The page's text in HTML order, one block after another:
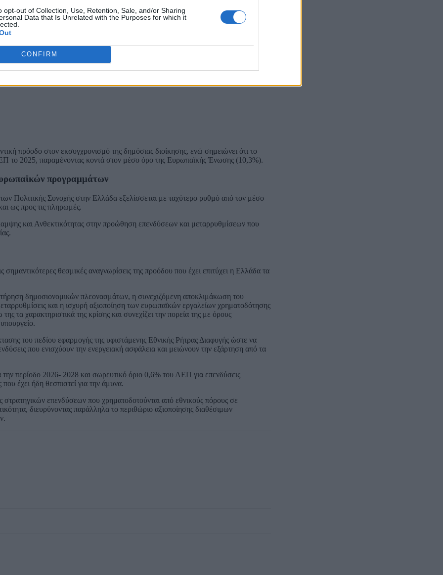
opt-out of Collection, Use, Retention, Sale, and/or Sharing
Data that Is Unrelated with the Purposes for which it
CONFIRM
τα τελευταία χρόνια.
πρόοδο στον εκσυγχρονισμό της δημόσιας διοίκησης, ενώ σημειώνει ότι το
το 2025, παραμένοντας κοντά στον μέσο όρο της Ευρωπαϊκής Ένωσης (10,3%).
προγραμμάτων
Πολιτικής Συνοχής στην Ελλάδα εξελίσσεται με ταχύτερο ρυθμό από τον μέσο
ως προς τις πληρωμές.
και Ανθεκτικότητας στην προώθηση επενδύσεων και μεταρρυθμίσεων που
θεσμικές αναγνωρίσεις της προόδου που έχει επιτύχει η Ελλάδα τα
δημοσιονομικών πλεονασμάτων, η συνεχιζόμενη αποκλιμάκωση του
και η ισχυρή αξιοποίηση των ευρωπαϊκών εργαλείων χρηματοδότησης
τα χαρακτηριστικά της κρίσης και συνεχίζει την πορεία της με όρους
του πεδίου εφαρμογής της υφιστάμενης Εθνικής Ρήτρας Διαφυγής ώστε να
που ενισχύουν την ενεργειακή ασφάλεια και μειώνουν την εξάρτηση από τα
περίοδο 2026- 2028 και σωρευτικό όριο 0,6% του ΑΕΠ για επενδύσεις
που έχει ήδη θεσπιστεί για την άμυνα.
επενδύσεων που χρηματοδοτούνται από εθνικούς πόρους σε
διευρύνοντας παράλληλα το περιθώριο αξιοποίησης διαθέσιμων